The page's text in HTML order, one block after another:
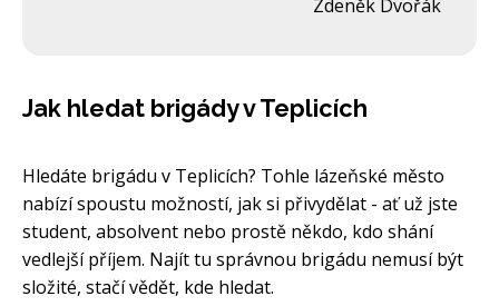
Zdeněk Dvořák
Jak hledat brigády v Teplicích
Hledáte brigádu v Teplicích? Tohle lázeňské město
nabízí spoustu možností, jak si přivydělat - ať už jste
student, absolvent nebo prostě někdo, kdo shání
vedlejší příjem. Najít tu správnou brigádu nemusí být
složité, stačí vědět, kde hledat.